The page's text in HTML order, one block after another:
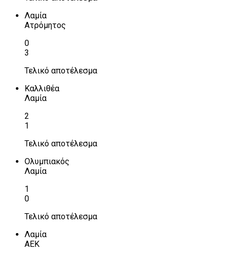
Λαμία
Ατρόμητος
0
3
Τελικό αποτέλεσμα
Καλλιθέα
Λαμία
2
1
Τελικό αποτέλεσμα
Ολυμπιακός
Λαμία
1
0
Τελικό αποτέλεσμα
Λαμία
ΑΕΚ